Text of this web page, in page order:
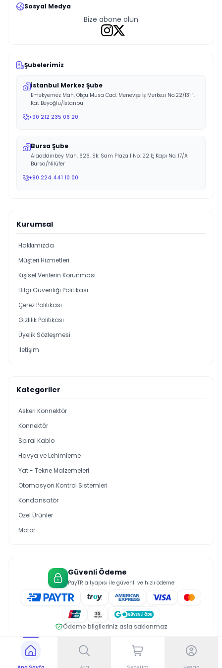
Sosyal Medya
Bize abone olun
Şubelerimiz
İstanbul Merkez Şube
Emekyemez Mah. Okçu Musa Cad. Menevşe İş Merkezi No:22/131 1.
Kat Beyoğlu/İstanbul
+90 212 235 06 20
Bursa Şube
Alaaddinbey Mah. 626. Sk. Sam Plaza 1 No: 22 İç Kapı No: 17/A
Bursa/Nilüfer
+90 224 441 10 00
Kurumsal
Hakkımızda
Müşteri Hizmetleri
Kişisel Verilerin Korunması
Bilgi Güvenliği Politikası
Çerez Politikası
Gizlilik Politikası
Üyelik Sözleşmesi
İletişim
Kategoriler
Askeri Konnektör
Konnektör
Spiral Kablo
Havya ve Lehimleme
Yat - Tekne Malzemeleri
Otomasyon Kontrol Sistemleri
Kondansatör
Özel Ürünler
Motor
Güvenli Ödeme
PayTR altyapısı ile güvenli ve hızlı ödeme
Ödeme bilgileriniz asla saklanmaz